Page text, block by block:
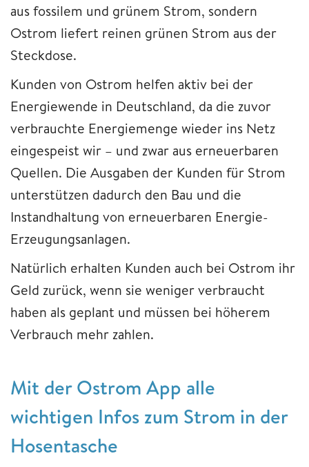
aus fossilem und grünem Strom, sondern
Ostrom liefert reinen grünen Strom aus der
Steckdose.
Kunden von Ostrom helfen aktiv bei der
Energiewende in Deutschland, da die zuvor
verbrauchte Energiemenge wieder ins Netz
eingespeist wir – und zwar aus erneuerbaren
Quellen. Die Ausgaben der Kunden für Strom
unterstützen dadurch den Bau und die
Instandhaltung von erneuerbaren Energie-
Erzeugungsanlagen.
Natürlich erhalten Kunden auch bei Ostrom ihr
Geld zurück, wenn sie weniger verbraucht
haben als geplant und müssen bei höherem
Verbrauch mehr zahlen.
​​​​​​​Mit der Ostrom App alle
wichtigen Infos zum Strom in der
Hosentasche